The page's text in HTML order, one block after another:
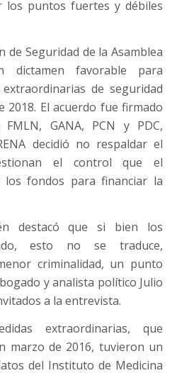
los puntos fuertes y débiles
de Seguridad de la Asamblea
dictamen favorable para
de seguridad
2018. El acuerdo fue firmado
GANA, PCN y PDC,
decidió no respaldar el
el control que el
los fondos para financiar la
destacó que si bien los
esto no se traduce,
criminalidad, un punto
y analista político Julio
a la entrevista.
extraordinarias, que
marzo de 2016, tuvieron un
del Instituto de Medicina